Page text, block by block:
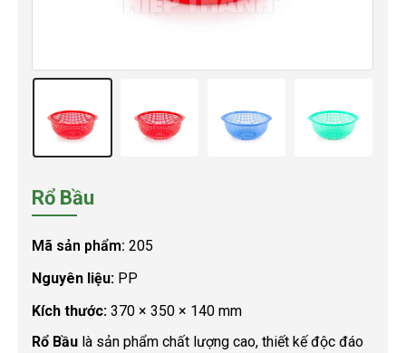
Rổ Bầu
Mã sản phẩm: 205
Nguyên liệu: PP
Kích thước: 370 × 350 × 140 mm
Rổ Bầu là sản phẩm chất lượng cao, thiết kế độc đáo